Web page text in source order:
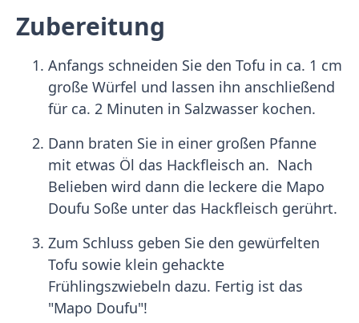
Zubereitung
Anfangs schneiden Sie den Tofu in ca. 1 cm
große Würfel und lassen ihn anschließend
für ca. 2 Minuten in Salzwasser kochen.
Dann braten Sie in einer großen Pfanne
mit etwas Öl das Hackfleisch an. Nach
Belieben wird dann die leckere die Mapo
Doufu Soße unter das Hackfleisch gerührt.
Zum Schluss geben Sie den gewürfelten
Tofu sowie klein gehackte
Frühlingszwiebeln dazu. Fertig ist das
"Mapo Doufu"!